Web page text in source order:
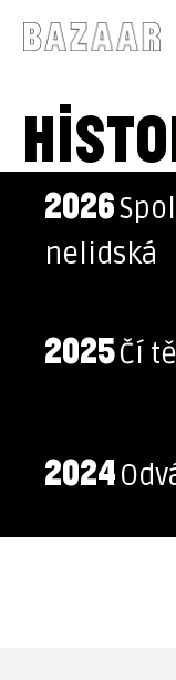
2026
nelidská
2025Čí
2024